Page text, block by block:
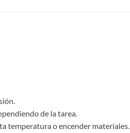
de la tarea.
temperatura o encender materiales.